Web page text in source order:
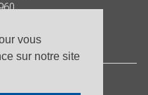
vous
sur notre site
2026,